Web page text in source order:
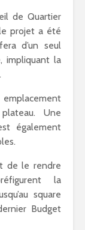
de Quartier
projet a été
d’un seul
impliquant la
Une
également
de le rendre
la
square
Budget